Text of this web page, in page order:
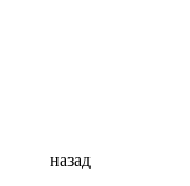
назад